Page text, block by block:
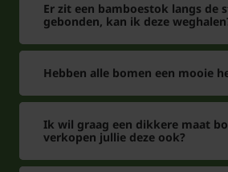
Er zit een bamboestok langs de
gebonden, kan ik deze
Hebben alle bomen een mooie
Ik wil graag een dikkere maat
verkopen jullie deze ook?